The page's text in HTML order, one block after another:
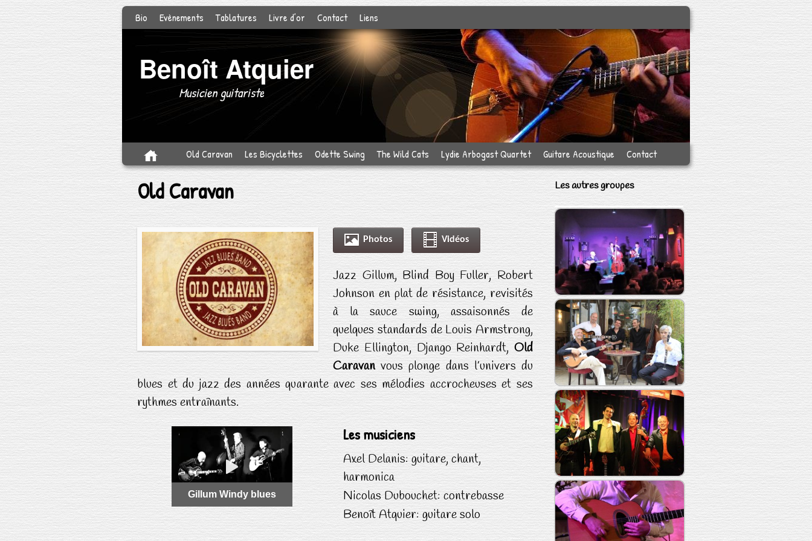
Bio Evènements Tablatures Livre d’or Contact Liens
Benoît Atquier
Musicien guitariste
Skip to primary content
Aller au contenu secondaireOld Caravan Les Bicyclettes Odette Swing The Wild Cats Lydie Arbogast Quartet Guitare Acoustique Contact
Old Caravan
Photos Vidéos
Jazz Gillum, Blind Boy Fuller, Robert
Johnson en plat de résistance, revisités
à la sauce swing, assaisonnés de
quelques standards de Louis Armstrong,
Duke Ellington, Django Reinhardt, Old
Caravanvous plonge dans l’univers du
blues et du jazz des années quarante avec ses mélodies accrocheuses et ses
rythmes entraînants.
Gillum Windy blues
Gillum Windy blues Les musiciens
Axel Delanis: guitare, chant,
harmonica
Nicolas Dubouchet: contrebasse
Benoît Atquier: guitare solo
Les autres groupes
Les Bicyclettes
Chanson swing
Odette Swing
Jazz manouche
The Wild Cats
Rock & Roll
Guitare Solo